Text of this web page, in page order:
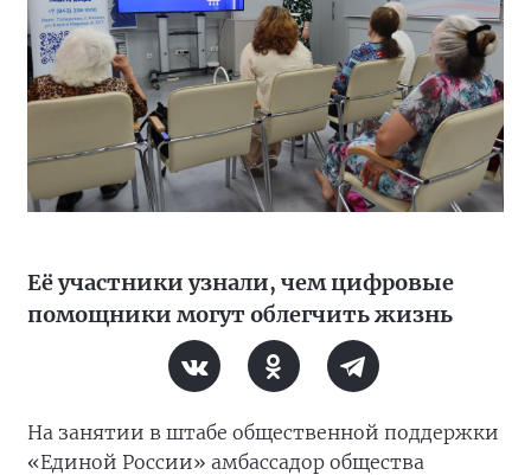
Её участники узнали, чем цифровые
помощники могут облегчить жизнь
На занятии в штабе общественной поддержки
«Единой России» амбассадор общества